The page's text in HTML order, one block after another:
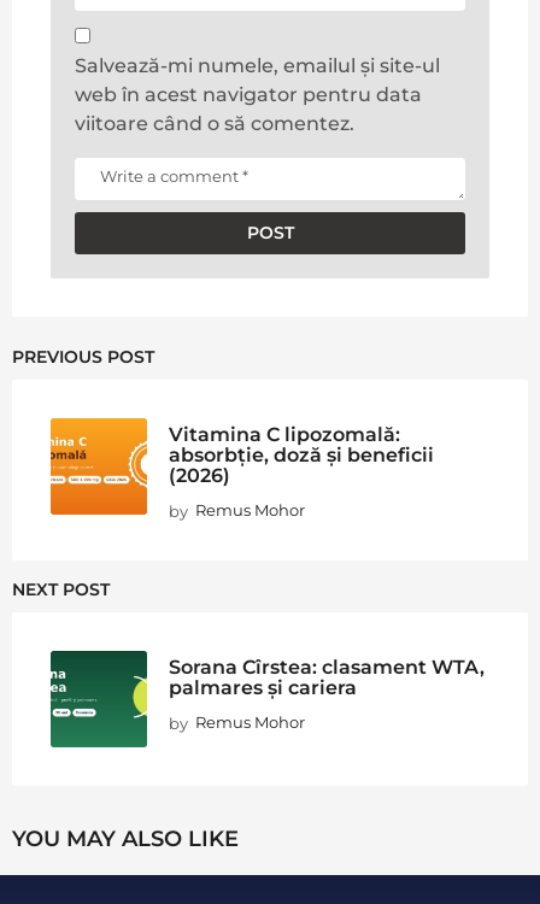
Salvează-mi numele, emailul și site-ul
web în acest navigator pentru data
viitoare când o să comentez.
PREVIOUS POST
Vitamina C lipozomală:
absorbție, doză și beneficii
(2026)
by Remus Mohor
NEXT POST
Sorana Cîrstea: clasament WTA,
palmares și cariera
by Remus Mohor
YOU MAY ALSO LIKE